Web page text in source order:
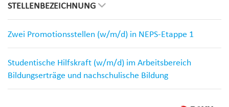
STELLENBEZEICHNUNG
Zwei Promotionsstellen (w/m/d) in NEPS-Etappe 1
Studentische Hilfskraft (w/m/d) im Arbeitsbereich
Bildungserträge und nachschulische Bildung